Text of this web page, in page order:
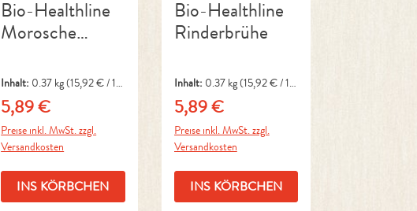
Bio-Healthline
Morosche
Inhalt: 0.37 kg(15,92 € / 1
kg)
Regulärer Preis:
5,89 €
Preise inkl. MwSt. zzgl.
Versandkosten
INS KÖRBCHEN
Bio-Healthline
Rinderbrühe
Inhalt: 0.37 kg(15,92 € / 1
kg)
Regulärer Preis:
5,89 €
Preise inkl. MwSt. zzgl.
Versandkosten
INS KÖRBCHEN